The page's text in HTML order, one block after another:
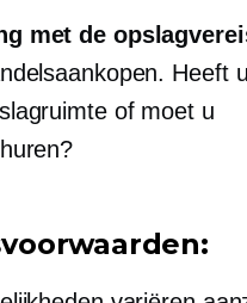
met de
Heeft u
of moet u